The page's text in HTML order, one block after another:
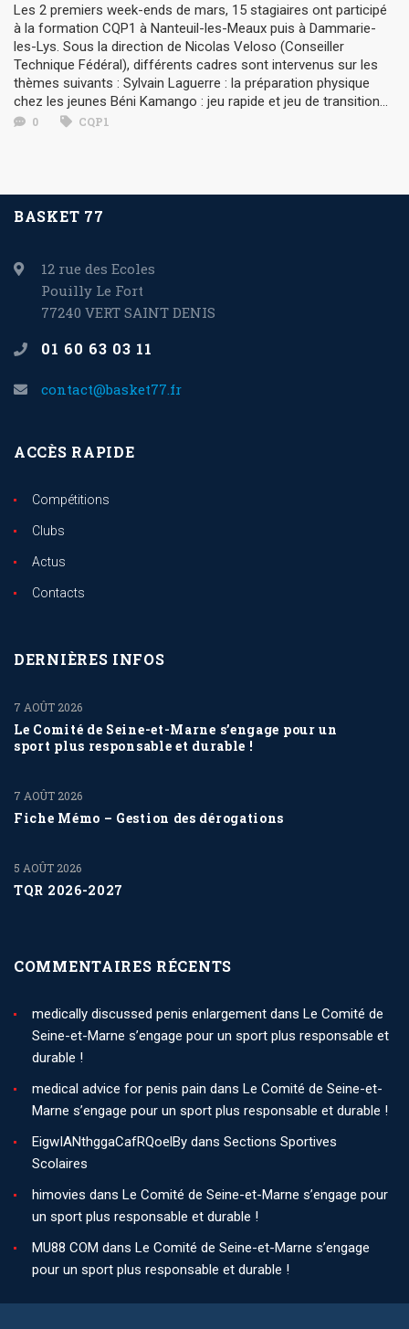
Les 2 premiers week-ends de mars, 15 stagiaires ont participé
à la formation CQP1 à Nanteuil-les-Meaux puis à Dammarie-
les-Lys. Sous la direction de Nicolas Veloso (Conseiller
Technique Fédéral), différents cadres sont intervenus sur les
thèmes suivants : Sylvain Laguerre : la préparation physique
chez les jeunes Béni Kamango : jeu rapide et jeu de transition...
0 CQP1
BASKET 77
12 rue des Ecoles
Pouilly Le Fort
77240 VERT SAINT DENIS
01 60 63 03 11
contact@basket77.fr
ACCÈS RAPIDE
Compétitions
Clubs
Actus
Contacts
DERNIÈRES INFOS
Le Comité de Seine-et-Marne s’engage pour un
sport plus responsable et durable !
7 AOÛT 2026
Fiche Mémo – Gestion des dérogations
7 AOÛT 2026
TQR 2026-2027
5 AOÛT 2026
COMMENTAIRES RÉCENTS
medically discussed penis enlargement dans Le Comité de
Seine-et-Marne s’engage pour un sport plus responsable et
durable !
medical advice for penis pain dans Le Comité de Seine-et-
Marne s’engage pour un sport plus responsable et durable !
EigwIANthggaCafRQoelBy dans Sections Sportives
Scolaires
himovies dans Le Comité de Seine-et-Marne s’engage pour
un sport plus responsable et durable !
MU88 COM dans Le Comité de Seine-et-Marne s’engage
pour un sport plus responsable et durable !